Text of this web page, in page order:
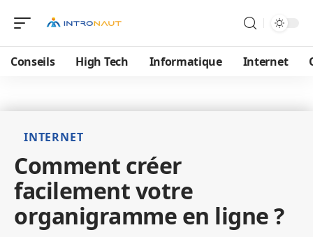
Conseils High Tech Informatique Internet
INTERNET
Comment créer
facilement votre
organigramme en ligne ?